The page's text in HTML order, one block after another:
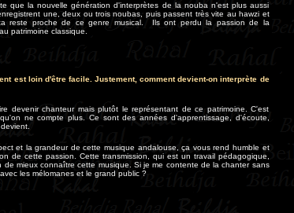
que la nouvelle génération d'interprètes de la nouba n'est plus aussi
une, deux ou trois noubas, puis passent très vite au hawzi et
reste proche de ce genre musical. Ils ont perdu la passion de la
patrimoine classique.
est loin d'être facile. Justement, comment devient-on interprète de
devenir chanteur mais plutôt le représentant de ce patrimoine. C'est
ne compte plus. Ce sont des années d'apprentissage, d'écoute,
et la grandeur de cette musique andalouse, ça vous rend humble et
de cette passion. Cette transmission, qui est un travail pédagogique,
mieux connaître cette musique. Si je me contente de la chanter sans
les mélomanes et le grand public ?